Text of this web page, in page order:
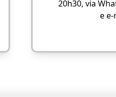
20h30, via
e e-